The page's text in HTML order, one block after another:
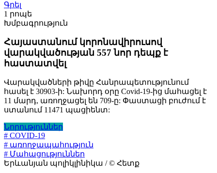
Գրել
1 րոպե
Խմբագրություն
Հայաստանում կորոնավիրուսով
վարակվածության 557 նոր դեպք է
հաստատվել
Վարակվածների թիվը Հանրապետությունում
հասել է 30903-ի: Նախորդ օրը Covid-19-ից մահացել է
11 մարդ, առողջացել են 709-ը: Փաստացի բուժում է
ստանում 11471 պացիենտ:
Նորություններ
# COVID-19
# առողջապահություն
# Մահացություններ
Երևանյան պոլիկլինիկա / © Հետք